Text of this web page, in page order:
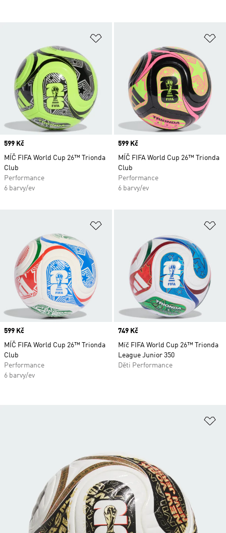
Price
599 Kč
MÍČ FIFA World Cup 26™ Trionda
Club
Performance
6 barvy/ev
Price
599 Kč
MÍČ FIFA World Cup 26™ Trionda
Club
Performance
6 barvy/ev
Price
599 Kč
MÍČ FIFA World Cup 26™ Trionda
Club
Performance
6 barvy/ev
Price
749 Kč
Míč FIFA World Cup 26™ Trionda
League Junior 350
Děti Performance